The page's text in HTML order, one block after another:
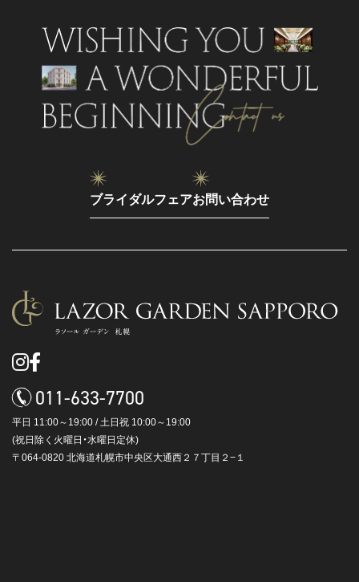
ブライダルフェアお問い合わせ
011-633-7700
平日 11:00～19:00 / 土日祝 10:00～19:00
(祝日除く火曜日・水曜日定休)
〒064-0820 北海道札幌市中央区大通西２７丁目２−１